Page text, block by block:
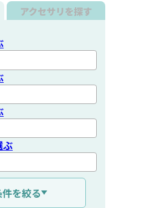
アクセサリを探す
ぶ
を絞る